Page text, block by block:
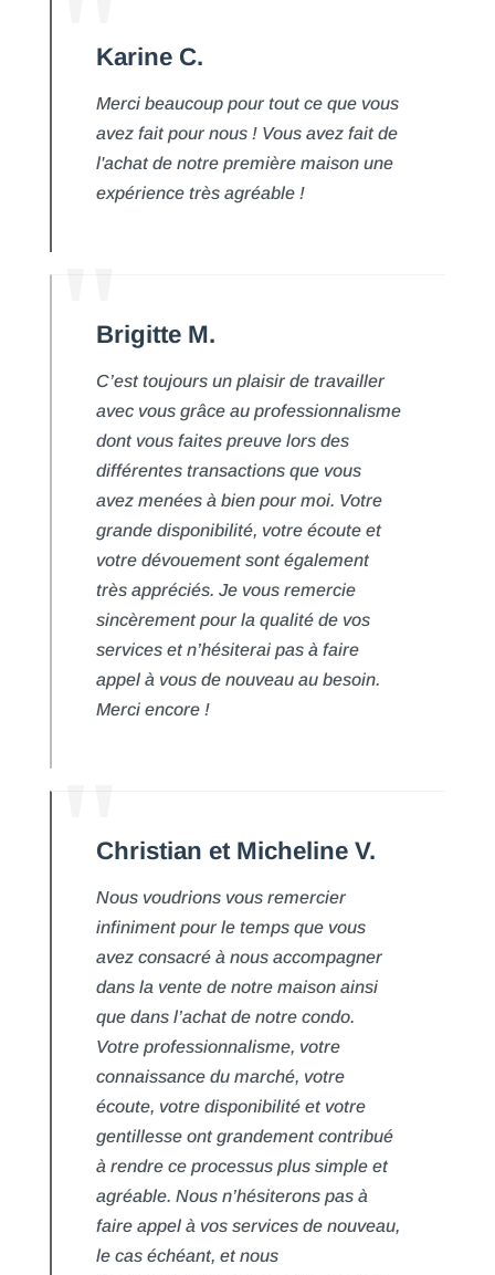
Karine C.
Merci beaucoup pour tout ce que vous
avez fait pour nous ! Vous avez fait de
l'achat de notre première maison une
expérience très agréable !
Brigitte M.
C’est toujours un plaisir de travailler
avec vous grâce au professionnalisme
dont vous faites preuve lors des
différentes transactions que vous
avez menées à bien pour moi. Votre
grande disponibilité, votre écoute et
votre dévouement sont également
très appréciés. Je vous remercie
sincèrement pour la qualité de vos
services et n’hésiterai pas à faire
appel à vous de nouveau au besoin.
Merci encore !
Christian et Micheline V.
Nous voudrions vous remercier
infiniment pour le temps que vous
avez consacré à nous accompagner
dans la vente de notre maison ainsi
que dans l’achat de notre condo.
Votre professionnalisme, votre
connaissance du marché, votre
écoute, votre disponibilité et votre
gentillesse ont grandement contribué
à rendre ce processus plus simple et
agréable. Nous n’hésiterons pas à
faire appel à vos services de nouveau,
le cas échéant, et nous